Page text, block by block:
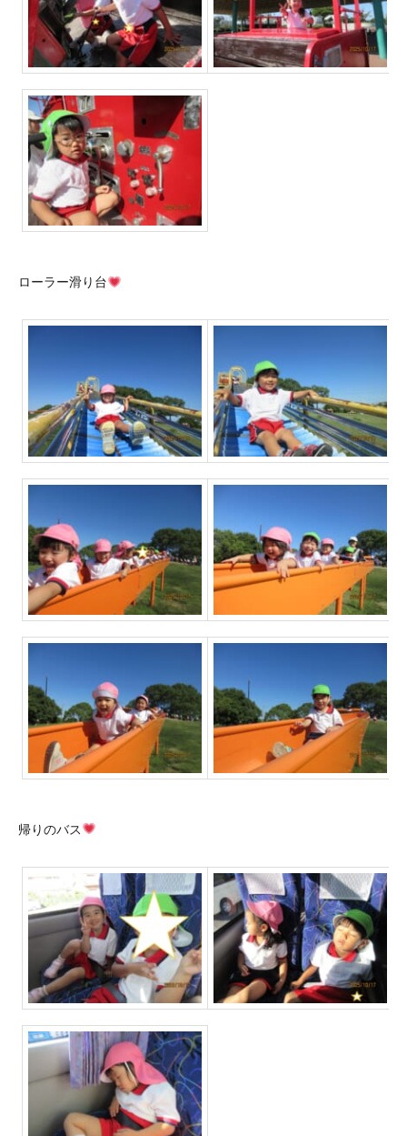
ローラー滑り台
帰りのバス